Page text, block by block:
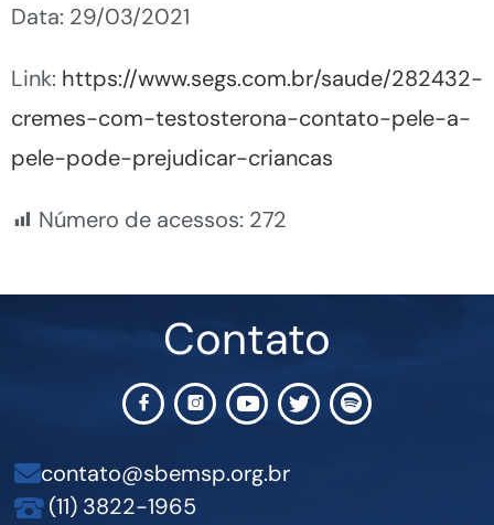
Data: 29/03/2021
Link: https://www.segs.com.br/saude/282432-
cremes-com-testosterona-contato-pele-a-
pele-pode-prejudicar-criancas
Número de acessos: 272
Contato
contato@sbemsp.org.br
(11) 3822-1965